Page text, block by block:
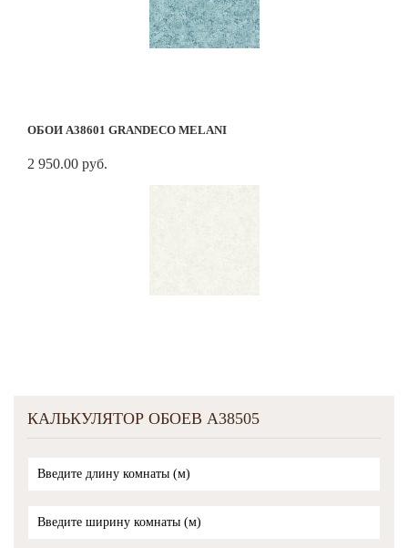
ОБОИ A38601 GRANDECO MELANI
2 950.00 руб.
КАЛЬКУЛЯТОР ОБОЕВ A38505